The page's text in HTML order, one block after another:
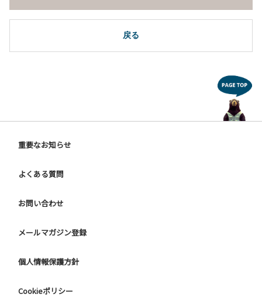
戻る
重要なお知らせ
よくある質問
お問い合わせ
メールマガジン登録
個人情報保護方針
Cookieポリシー